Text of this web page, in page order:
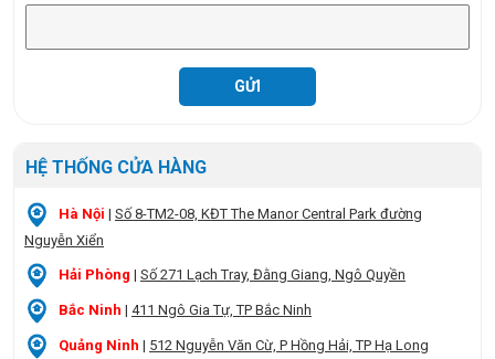
HỆ THỐNG CỬA HÀNG
Hà Nội | Số 8-TM2-08, KĐT The Manor Central Park đường
Nguyễn Xiển
Hải Phòng | Số 271 Lạch Tray, Đằng Giang, Ngô Quyền
Bắc Ninh | 411 Ngô Gia Tự, TP Bắc Ninh
Quảng Ninh | 512 Nguyễn Văn Cừ, P Hồng Hải, TP Hạ Long